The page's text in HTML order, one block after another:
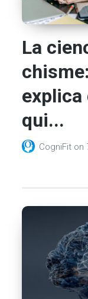
La
explica
qui...
CogniFit on